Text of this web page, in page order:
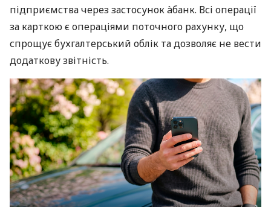
підприємства через застосунок àбанк. Всі операції
за карткою є операціями поточного рахунку, що
спрощує бухгалтерський облік та дозволяє не вести
додаткову звітність.